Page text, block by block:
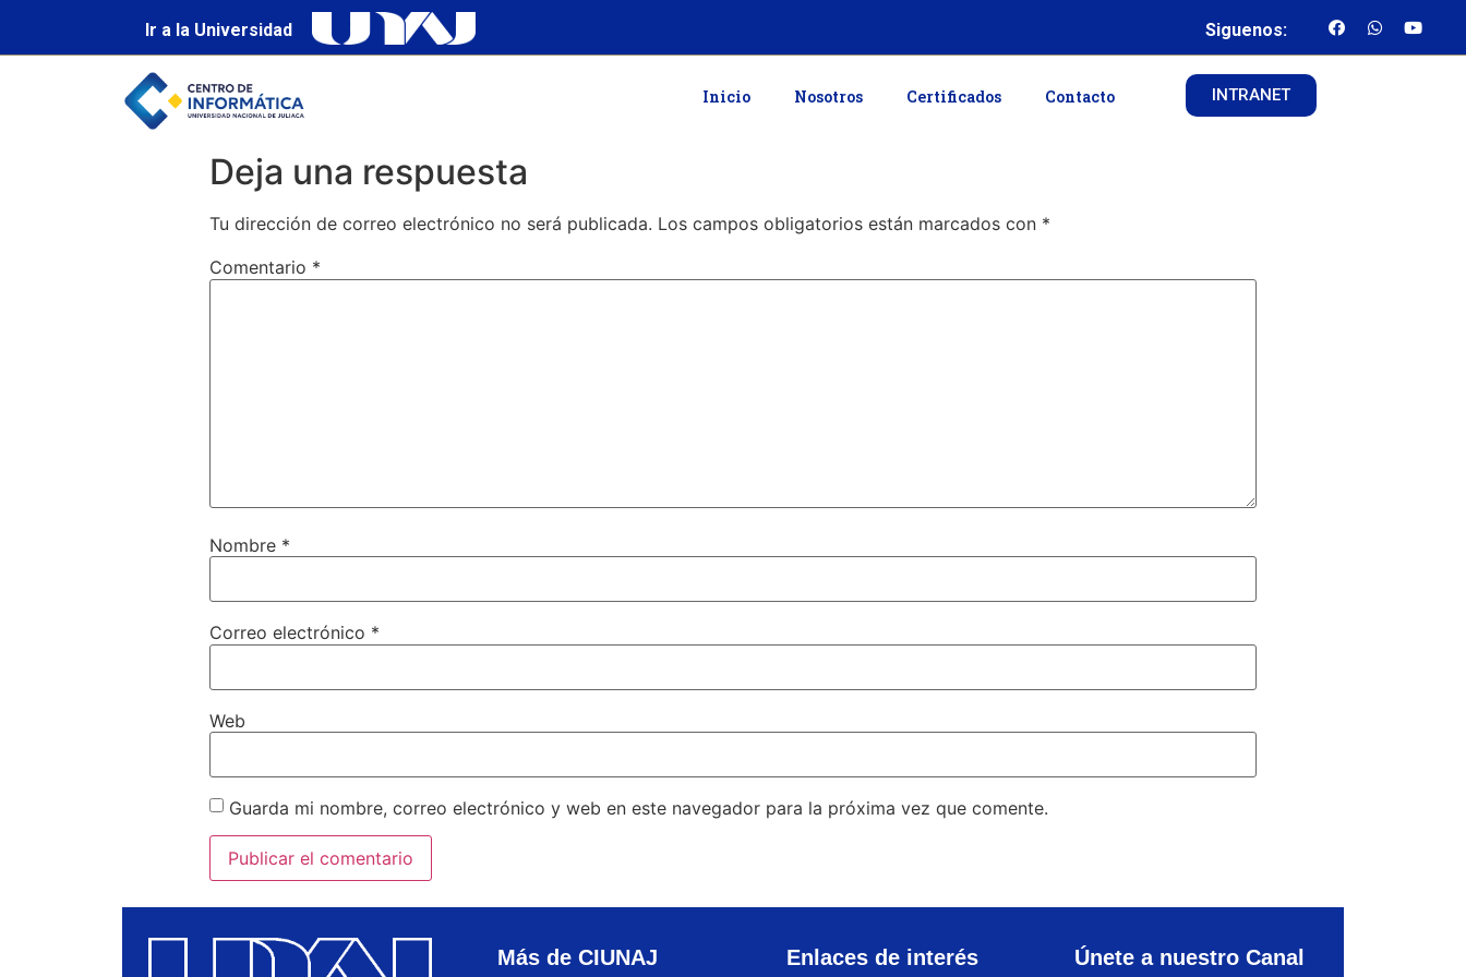
Ir a la Universidad Siguenos:
Inicio Nosotros Certificados Contacto INTRANET
Deja una respuesta
Tu dirección de correo electrónico no será publicada. Los campos obligatorios están marcados con *
Comentario *
Nombre *
Correo electrónico *
Web
Guarda mi nombre, correo electrónico y web en este navegador para la próxima vez que comente.
Más de CIUNAJ Enlaces de interés Únete a nuestro Canal